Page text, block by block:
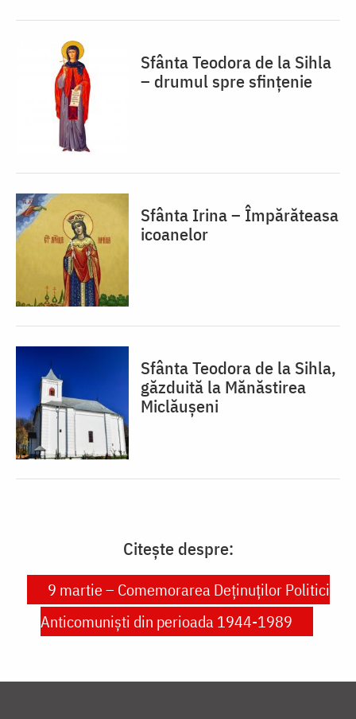
Sfânta Teodora de la Sihla
– drumul spre sfințenie
Sfânta Irina – Împărăteasa
icoanelor
Sfânta Teodora de la Sihla,
găzduită la Mănăstirea
Miclăușeni
Citește despre:
9 martie – Comemorarea Deținuților Politici
Anticomuniști din perioada 1944-1989